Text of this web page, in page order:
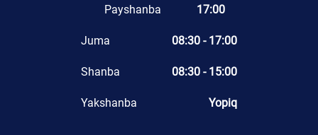
Payshanba
17:00
Juma 08:30 - 17:00
Shanba 08:30 - 15:00
Yakshanba Yopiq